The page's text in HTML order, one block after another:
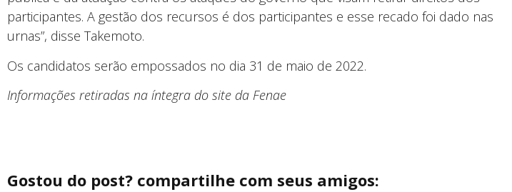
participantes. A gestão dos recursos é dos participantes e esse recado foi dado nas
urnas”, disse Takemoto.
Os candidatos serão empossados no dia 31 de maio de 2022.
Informações retiradas na íntegra do site da Fenae
Gostou do post? compartilhe com seus amigos: